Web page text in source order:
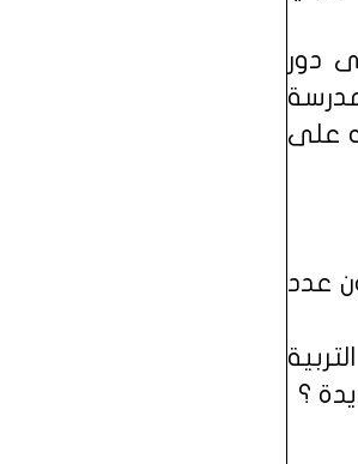
دور
أو نبه على
عدد
؟